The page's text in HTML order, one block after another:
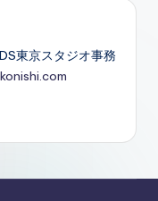
東京スタジオ事務